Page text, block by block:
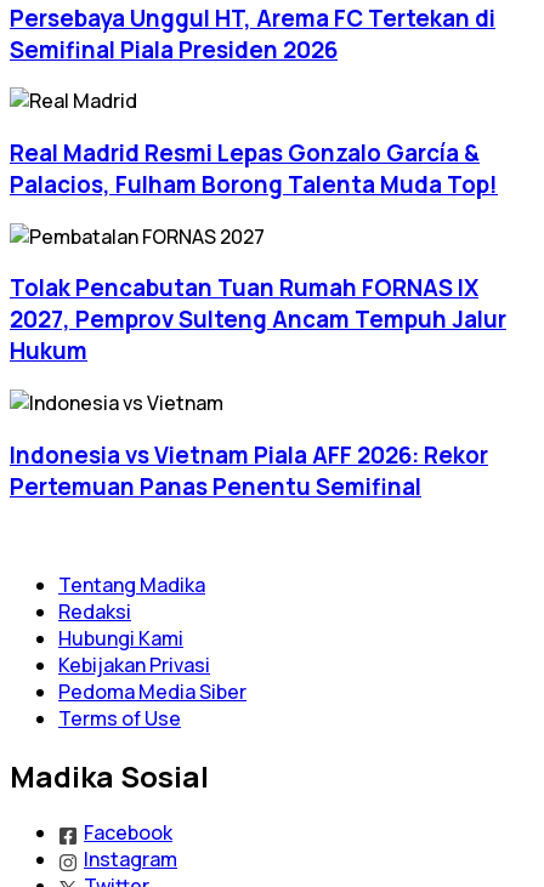
Persebaya Unggul HT, Arema FC Tertekan di
Semifinal Piala Presiden 2026
Real Madrid Resmi Lepas Gonzalo García &
Palacios, Fulham Borong Talenta Muda Top!
Tolak Pencabutan Tuan Rumah FORNAS IX
2027, Pemprov Sulteng Ancam Tempuh Jalur
Hukum
Indonesia vs Vietnam Piala AFF 2026: Rekor
Pertemuan Panas Penentu Semifinal
Tentang Madika
Redaksi
Hubungi Kami
Kebijakan Privasi
Pedoma Media Siber
Terms of Use
Madika Sosial
Facebook
Instagram